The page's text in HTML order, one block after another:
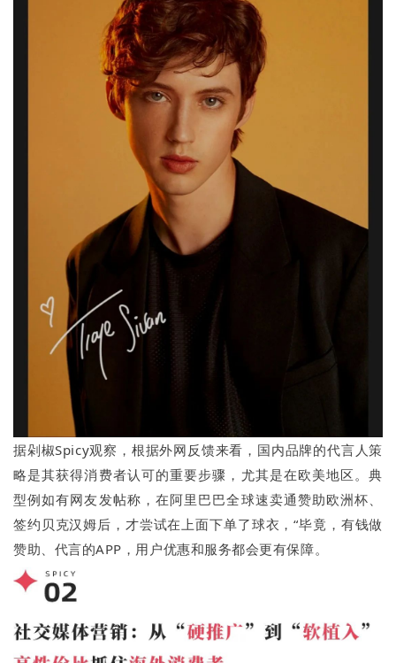
据剁椒Spicy观察，根据外网反馈来看，国内品牌的代言人策
略是其获得消费者认可的重要步骤，尤其是在欧美地区。典
型例如有网友发帖称，在阿里巴巴全球速卖通赞助欧洲杯、
签约贝克汉姆后，才尝试在上面下单了球衣，“毕竟，有钱做
赞助、代言的APP，用户优惠和服务都会更有保障。